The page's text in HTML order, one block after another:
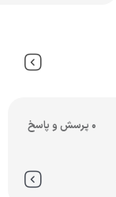
0 پرسش و پاسخ